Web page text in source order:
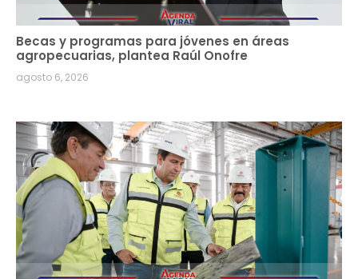
Becas y programas para jóvenes en áreas
agropecuarias, plantea Raúl Onofre
agosto 6, 2026